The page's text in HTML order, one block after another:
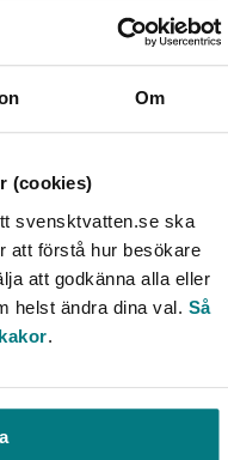
Om
(cookies)
svensktvatten.se ska
att förstå hur besökare
att godkänna alla eller
helst ändra dina val. Så
.